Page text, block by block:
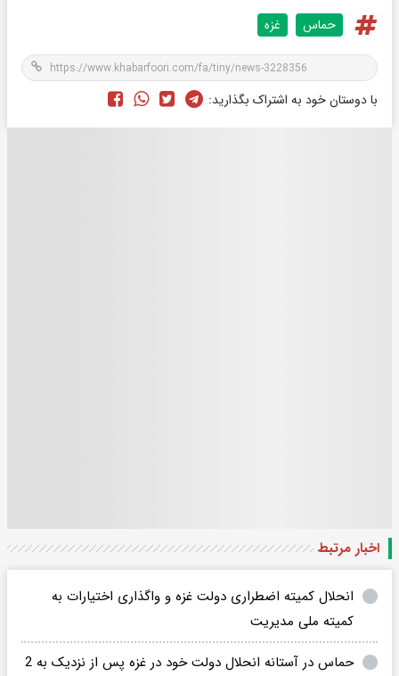
حماس غزه
با دوستان خود به اشتراک بگذارید:
اخبار مرتبط
انحلال کمیته اضطراری دولت غزه و واگذاری اختیارات به
کمیته ملی مدیریت
حماس در آستانه انحلال دولت خود در غزه پس از نزدیک به 2